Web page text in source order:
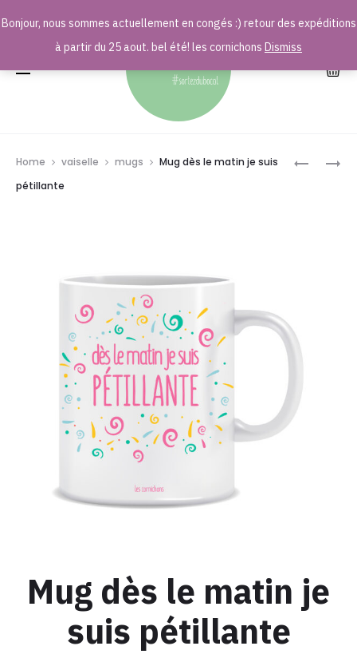
Home vaiselle mugs
Mug dès le matin je suis
pétillante
Mug dès le matin je
suis pétillante
Bonjour, nous sommes actuellement en congés :) retour des expéditions
à partir du 25 aout. bel été! les cornichons Dismiss